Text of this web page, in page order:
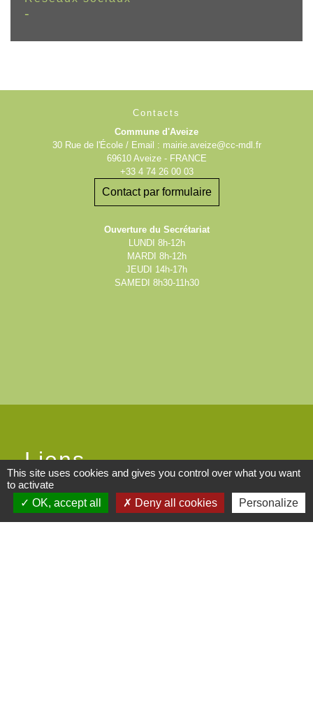
-
Contacts
Commune d'Aveize
30 Rue de l'École / Email : mairie.aveize@cc-mdl.fr
69610 Aveize - FRANCE
+33 4 74 26 00 03
Contact par formulaire
Ouverture du Secrétariat
LUNDI 8h-12h
MARDI 8h-12h
JEUDI 14h-17h
SAMEDI 8h30-11h30
Liens
Centre socioculturel ARCHIPEL
Communauté de communes des
This site uses cookies and gives you control over what you want
to activate
OK, accept all
Deny all cookies Personalize